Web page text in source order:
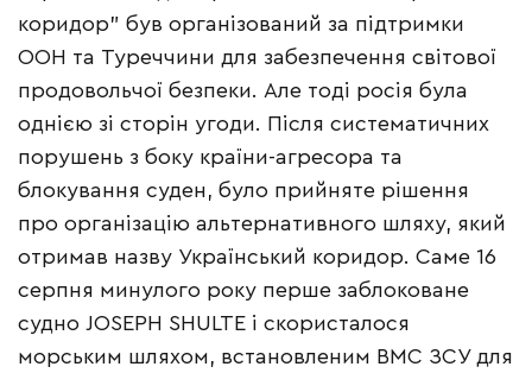
коридор” був організований за підтримки
ООН та Туреччини для забезпечення світової
продовольчої безпеки. Але тоді росія була
однією зі сторін угоди. Після систематичних
порушень з боку країни-агресора та
блокування суден, було прийняте рішення
про організацію альтернативного шляху, який
отримав назву Український коридор. Саме 16
серпня минулого року перше заблоковане
судно JOSEPH SHULTE і скористалося
морським шляхом, встановленим ВМС ЗСУ для